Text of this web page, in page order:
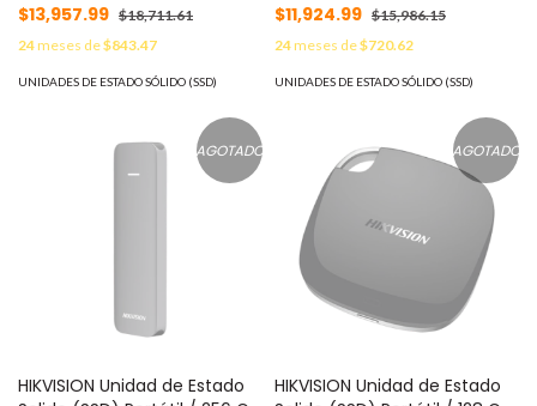
MOD: SAT5200960G
$13,957.99 $18,711.61
24meses de$843.47
UNIDADES DE ESTADO SÓLIDO (SSD)
Synology NAS con ranuras
M.2 integradas MOD:
SNV3500800G
$11,924.99 $15,986.15
24meses de$720.62
UNIDADES DE ESTADO SÓLIDO (SSD)
AGOTADO
HIKVISION Unidad de Estado
AGOTADO
HIKVISION Unidad de Estado